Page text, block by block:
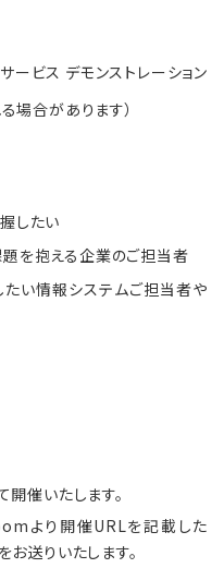
ービス デモンストレーション
場合があります）
したい
を抱える企業のご担当者
い情報システムご担当者や
催いたします。
より開催URLを記載した
お送りいたします。